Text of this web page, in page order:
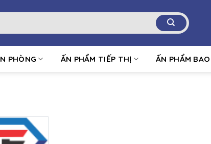
PHÒNG ẤN PHẨM TIẾP THỊ ẤN PHẨM